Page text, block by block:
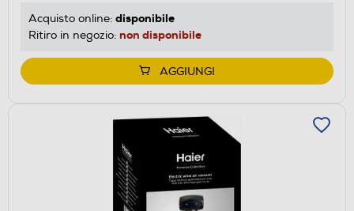
Acquisto online: disponibile
Ritiro in negozio: non disponibile
AGGIUNGI